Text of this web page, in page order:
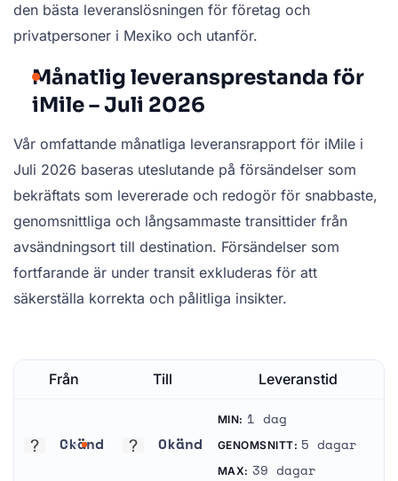
den bästa leveranslösningen för företag och
privatpersoner i Mexiko och utanför.
Månatlig leveransprestanda för
iMile – Juli 2026
Vår omfattande månatliga leveransrapport för iMile i
Juli 2026 baseras uteslutande på försändelser som
bekräftats som levererade och redogör för snabbaste,
genomsnittliga och långsammaste transittider från
avsändningsort till destination. Försändelser som
fortfarande är under transit exkluderas för att
säkerställa korrekta och pålitliga insikter.
Från Till Leveranstid
Okänd Okänd
MIN: 1 dag
GENOMSNITT: 5 dagar
MAX: 39 dagar